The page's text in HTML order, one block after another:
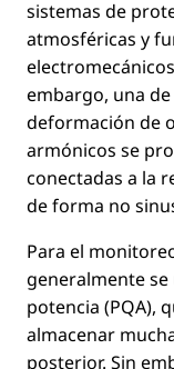
sistemas de
atmosféricas y
embargo, una
deformación de
armónicos se
conectadas a la
de forma no
Para el
generalmente
potencia (PQA),
almacenar
posterior. Sin